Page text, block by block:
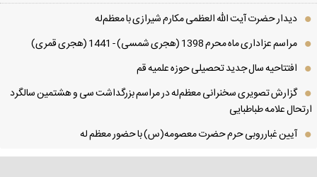
دیدار حضرت آیت الله العظمی مكارم شیرازی با معظم‌له
مراسم عزاداری ماه محرم 1398 (هجری شمسی) - 1441 (هجری قمری)
افتتاحیه سال جدید تحصیلی حوزه علمیه قم
گزارش تصویری سخنرانی معظم‌له در مراسم بزرگداشت سی و هشتمین سالگرد
علامه طباطبایی
آیین غبارروبی حرم حضرت معصومه(س) با حضور معظم له